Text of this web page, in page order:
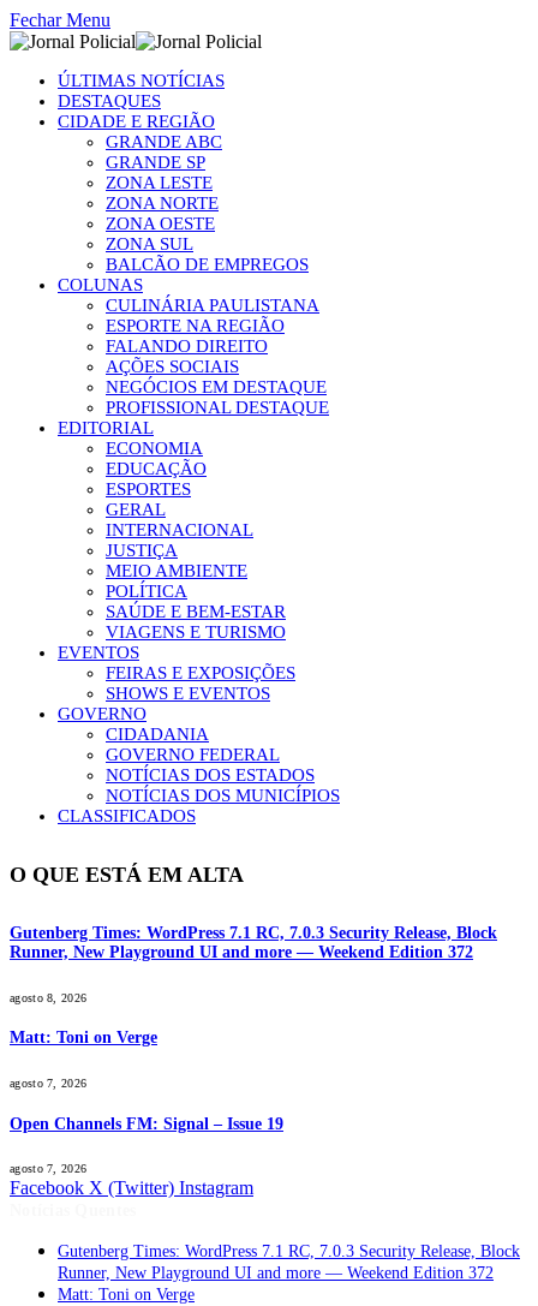
Fechar Menu
ÚLTIMAS NOTÍCIAS
DESTAQUES
CIDADE E REGIÃO
GRANDE ABC
GRANDE SP
ZONA LESTE
ZONA NORTE
ZONA OESTE
ZONA SUL
BALCÃO DE EMPREGOS
COLUNAS
CULINÁRIA PAULISTANA
ESPORTE NA REGIÃO
FALANDO DIREITO
AÇÕES SOCIAIS
NEGÓCIOS EM DESTAQUE
PROFISSIONAL DESTAQUE
EDITORIAL
ECONOMIA
EDUCAÇÃO
ESPORTES
GERAL
INTERNACIONAL
JUSTIÇA
MEIO AMBIENTE
POLÍTICA
SAÚDE E BEM-ESTAR
VIAGENS E TURISMO
EVENTOS
FEIRAS E EXPOSIÇÕES
SHOWS E EVENTOS
GOVERNO
CIDADANIA
GOVERNO FEDERAL
NOTÍCIAS DOS ESTADOS
NOTÍCIAS DOS MUNICÍPIOS
CLASSIFICADOS
O QUE ESTÁ EM ALTA
Gutenberg Times: WordPress 7.1 RC, 7.0.3 Security Release, Block
Runner, New Playground UI and more — Weekend Edition 372
agosto 8, 2026
Matt: Toni on Verge
agosto 7, 2026
Open Channels FM: Signal – Issue 19
agosto 7, 2026
Facebook X (Twitter) Instagram
Gutenberg Times: WordPress 7.1 RC, 7.0.3 Security Release, Block
Runner, New Playground UI and more — Weekend Edition 372
Matt: Toni on Verge